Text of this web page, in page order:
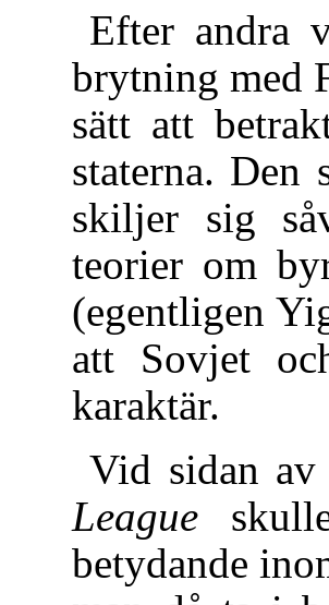
Efter andra
brytning med
sätt att
staterna. Den
skiljer sig
teorier om
(egentligen
att Sovjet
karaktär.
Vid sidan
League
betydande